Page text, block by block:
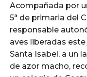
Acompañada por
5ª de primaria del
responsable
aves liberadas
Santa Isabel, a un
de azor macho,